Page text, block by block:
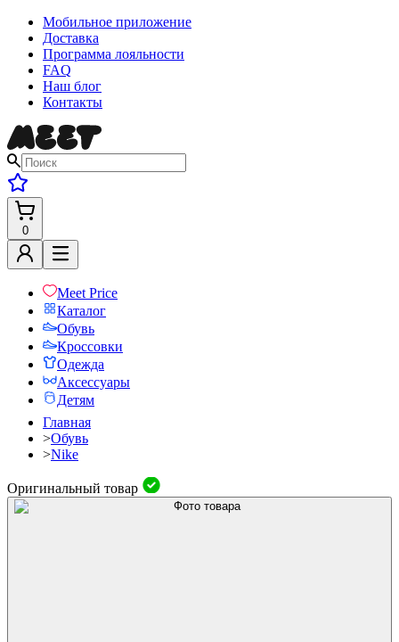
Мобильное приложение
Доставка
Программа лояльности
FAQ
Наш блог
Контакты
0
Meet Price
Каталог
Обувь
Кроссовки
Одежда
Аксессуары
Детям
Главная
>Обувь
>Nike
Оригинальный товар